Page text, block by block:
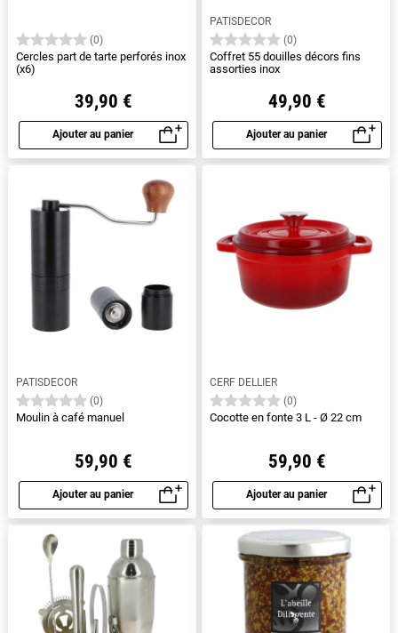
(0)
Cercles part de tarte perforés inox
(x6)
39,90 €
Ajouter au panier
Aperçu rapide
PATISDECOR
(0)
Coffret 55 douilles décors fins
assorties inox
49,90 €
Ajouter au panier
Aperçu rapide
PATISDECOR
(0)
Moulin à café manuel
59,90 €
Ajouter au panier
Aperçu rapide
CERF DELLIER
(0)
Cocotte en fonte 3 L - Ø 22 cm
59,90 €
Ajouter au panier
Aperçu rapide